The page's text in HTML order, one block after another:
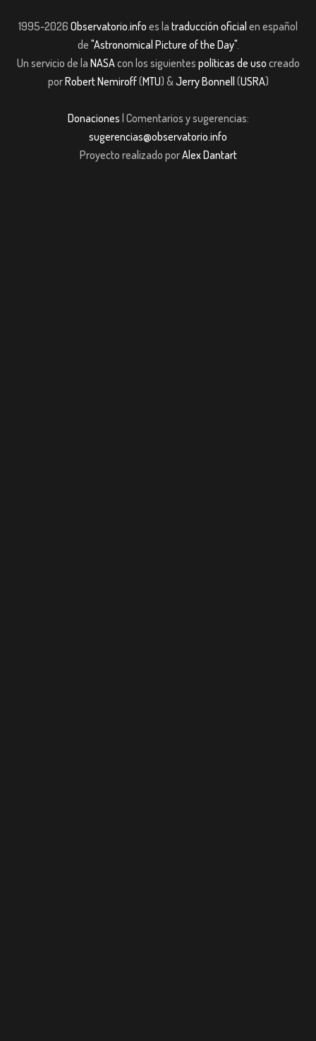
1995-2026 Observatorio.info es la traducción oficial en español
de "Astronomical Picture of the Day".
Un servicio de la NASAcon los siguientes políticas de uso creado
porRobert Nemiroff(MTU) &Jerry Bonnell (USRA)
Donaciones | Comentarios y sugerencias:
sugerencias@observatorio.info
Proyecto realizado porAlex Dantart